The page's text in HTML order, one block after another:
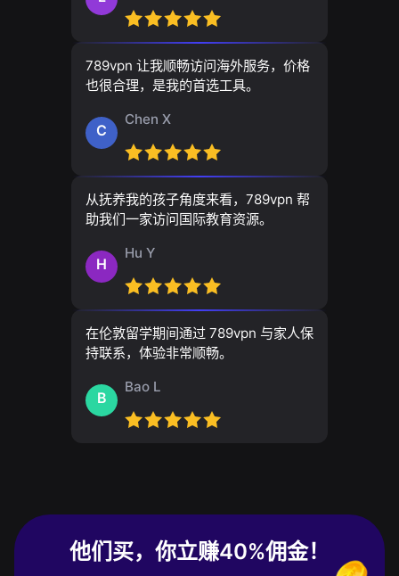
789vpn 让我顺畅访问海外服务，价格
也很合理，是我的首选工具。
C
Chen X
从抚养我的孩子角度来看，789vpn 帮
助我们一家访问国际教育资源。
H
Hu Y
在伦敦留学期间通过 789vpn 与家人保
持联系，体验非常顺畅。
B
Bao L
他们买，你立赚40%佣金！